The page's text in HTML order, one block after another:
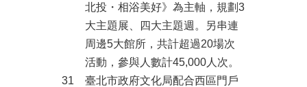
北投・相浴美好》為主軸，規劃3
大主題展、四大主題週。另串連
周邊5大館所，共計超過20場次
活動，參與人數計45,000人次。
31
臺北市政府文化局配合西區門戶